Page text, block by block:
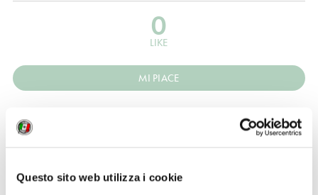
Questo sito web utilizza i cookie
0
LIKE
MI PIACE